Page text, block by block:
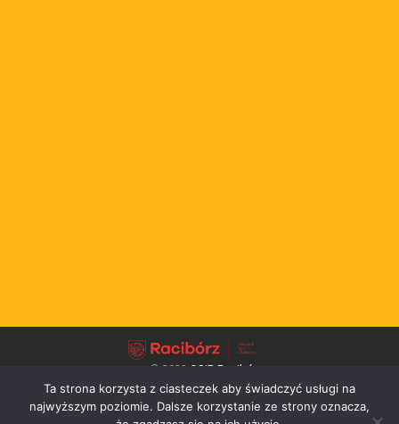
© 2022 OSiR Racibórz
↑
Ta strona korzysta z ciasteczek aby świadczyć usługi na
najwyższym poziomie. Dalsze korzystanie ze strony oznacza,